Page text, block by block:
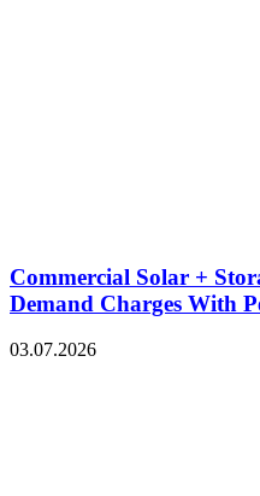
Commercial Solar +
Demand Charges With
03.07.2026